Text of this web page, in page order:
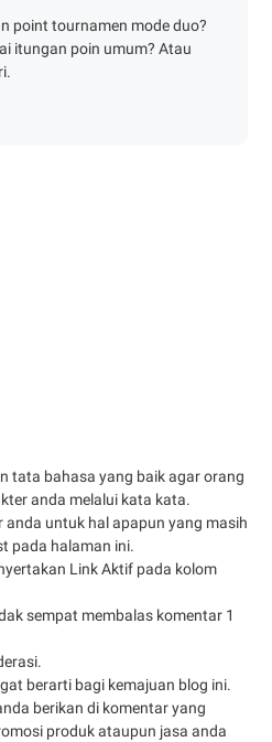
point tournamen mode duo?
itungan poin umum? Atau
tata bahasa yang baik agar orang
anda melalui kata kata.
anda untuk hal apapun yang masih
pada halaman ini.
Link Aktif pada kolom
sempat membalas komentar 1
berarti bagi kemajuan blog ini.
berikan di komentar yang
produk ataupun jasa anda